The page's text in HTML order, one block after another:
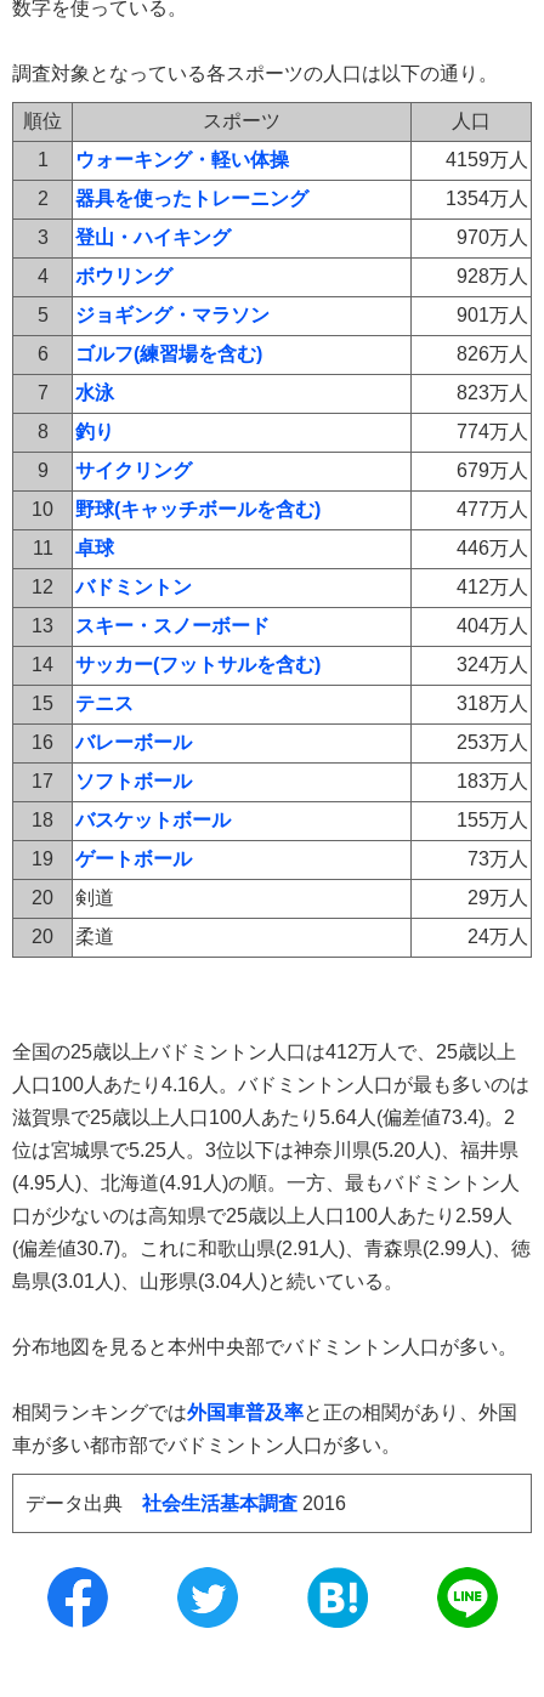
数字を使っている。
調査対象となっている各スポーツの人口は以下の通り。
順位 スポーツ
人口
1
ウォーキング・軽い体操
4159万人
2
器具を使ったトレーニング
1354万人
3
登山・ハイキング
970万人
4
ボウリング
928万人
5
ジョギング・マラソン
901万人
6
ゴルフ(練習場を含む)
826万人
7
水泳
823万人
8
釣り
774万人
9
サイクリング
679万人
10
野球(キャッチボールを含む)
477万人
11
卓球
446万人
12
バドミントン
412万人
13
スキー・スノーボード
404万人
14
サッカー(フットサルを含む)
324万人
15
テニス
318万人
16
バレーボール
253万人
17
ソフトボール
183万人
18
バスケットボール
155万人
19
ゲートボール
73万人
20
剣道
29万人
20
柔道 24万人
全国の25歳以上バドミントン人口は412万人で、25歳以上
人口100人あたり4.16人。バドミントン人口が最も多いのは
滋賀県で25歳以上人口100人あたり5.64人(偏差値73.4)。2
位は宮城県で5.25人。3位以下は神奈川県(5.20人)、福井県
(4.95人)、北海道(4.91人)の順。一方、最もバドミントン人
口が少ないのは高知県で25歳以上人口100人あたり2.59人
(偏差値30.7)。これに和歌山県(2.91人)、青森県(2.99人)、徳
島県(3.01人)、山形県(3.04人)と続いている。
分布地図を見ると本州中央部でバドミントン人口が多い。
相関ランキングでは外国車普及率と正の相関があり、外国
車が多い都市部でバドミントン人口が多い。
データ出典 社会生活基本調査 2016